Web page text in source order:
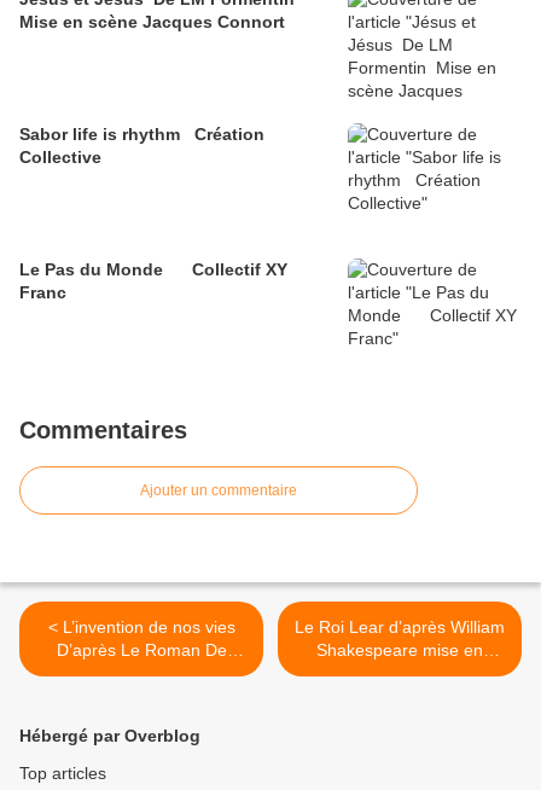
Mise en scène Jacques Connort
Sabor life is rhythm Création
Collective
Le Pas du Monde Collectif XY
Franc
Commentaires
Ajouter un commentaire
< L’invention de nos vies
D’après Le Roman De
Karine Tuil Mise En Scène
Le Roi Lear d’après William
Shakespeare mise en
scène Thomas Ostermeier
Hébergé par Overblog
Top articles